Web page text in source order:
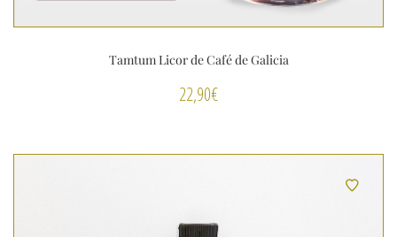
Tamtum Licor de Café de Galicia
22,90€